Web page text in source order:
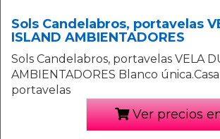
Sols Candelabros, portavelas
ISLAND AMBIENTADORES
Sols Candelabros, portavelas VELA
AMBIENTADORES Blanco
portavelas
Ver precios